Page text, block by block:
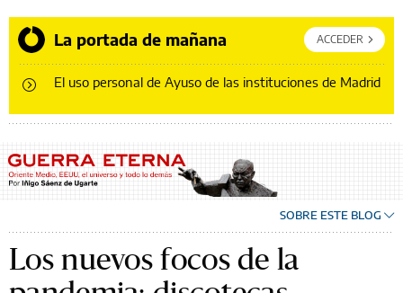
La portada de mañana ACCEDER
El uso personal de Ayuso de las instituciones de Madrid
SOBRE ESTE BLOG
Los nuevos focos de la